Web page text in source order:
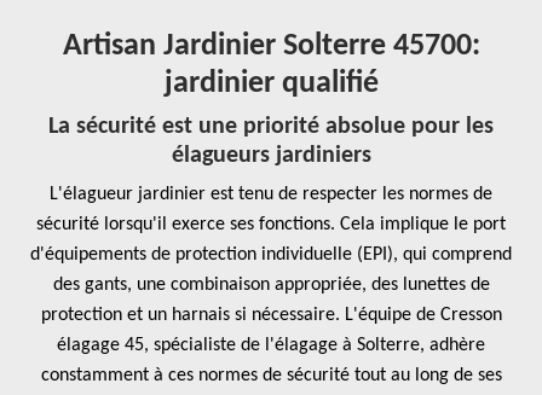
Artisan Jardinier Solterre 45700:
jardinier qualifié
La sécurité est une priorité absolue pour les
élagueurs jardiniers
L'élagueur jardinier est tenu de respecter les normes de
sécurité lorsqu'il exerce ses fonctions. Cela implique le port
d'équipements de protection individuelle (EPI), qui comprend
des gants, une combinaison appropriée, des lunettes de
protection et un harnais si nécessaire. L'équipe de Cresson
élagage 45, spécialiste de l'élagage à Solterre, adhère
constamment à ces normes de sécurité tout au long de ses